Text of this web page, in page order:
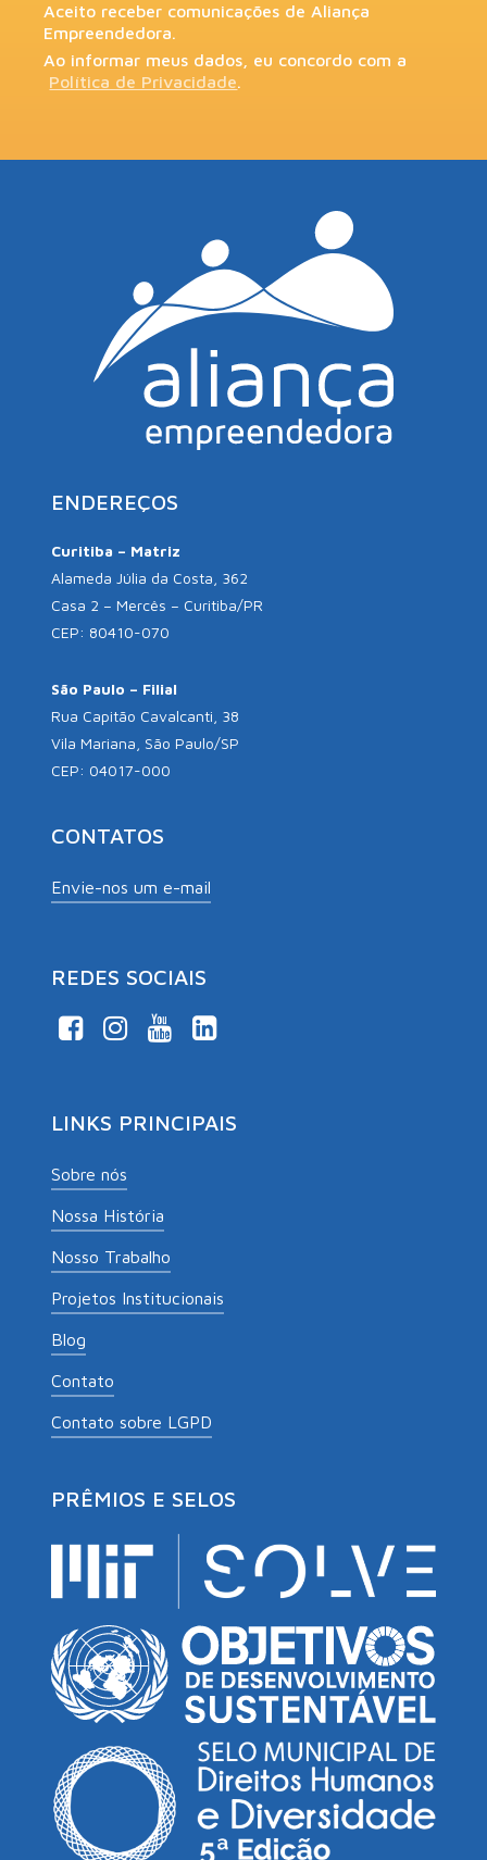
Aceito receber comunicações de Aliança
Empreendedora.
Ao informar meus dados, eu concordo com a
Política de Privacidade.
ENDEREÇOS
Curitiba – Matriz
Alameda Júlia da Costa, 362
Casa 2 – Mercês – Curitiba/PR
CEP: 80410-070
São Paulo – Filial
Rua Capitão Cavalcanti, 38
Vila Mariana, São Paulo/SP
CEP: 04017-000
CONTATOS
Envie-nos um e-mail
REDES SOCIAIS
LINKS PRINCIPAIS
Sobre nós
Nossa História
Nosso Trabalho
Projetos Institucionais
Blog
Contato
Contato sobre LGPD
PRÊMIOS E SELOS